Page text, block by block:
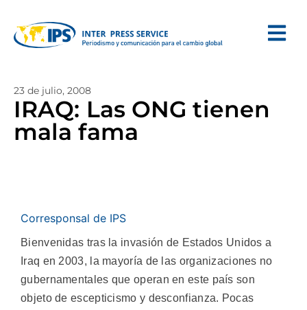
23 de julio, 2008
IRAQ: Las ONG tienen
mala fama
Corresponsal de IPS
Bienvenidas tras la invasión de Estados Unidos a
Iraq en 2003, la mayoría de las organizaciones no
gubernamentales que operan en este país son
objeto de escepticismo y desconfianza. Pocas